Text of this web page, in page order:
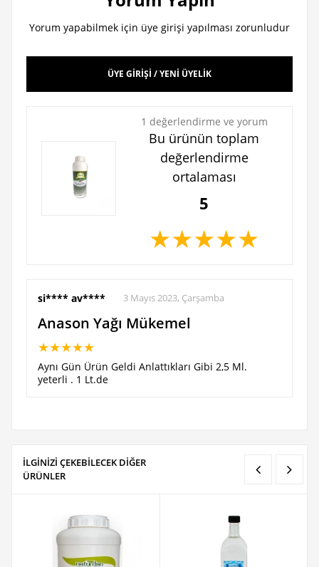
Yorum yapabilmek için üye girişi yapılması zorunludur
ÜYE GİRİŞİ / YENİ ÜYELİK
1 değerlendirme ve yorum
Bu ürünün toplam
değerlendirme
ortalaması
5
★★★★★
si**** av**** 3 Mayıs 2023, Çarşamba
Anason Yağı Mükemel
★★★★★
Aynı Gün Ürün Geldi Anlattıkları Gibi 2,5 Ml.
yeterli . 1 Lt.de
İLGİNİZİ ÇEKEBİLECEK DİĞER
ÜRÜNLER